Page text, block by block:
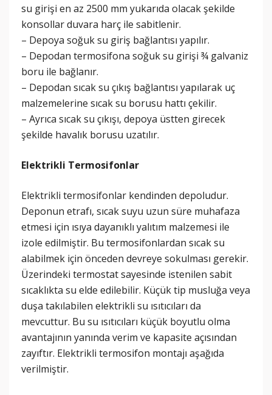
su girişi en az 2500 mm yukarıda olacak şekilde
konsollar duvara harç ile sabitlenir.
– Depoya soğuk su giriş bağlantısı yapılır.
– Depodan termosifona soğuk su girişi ¾ galvaniz
boru ile bağlanır.
– Depodan sıcak su çıkış bağlantısı yapılarak uç
malzemelerine sıcak su borusu hattı çekilir.
– Ayrıca sıcak su çıkışı, depoya üstten girecek
şekilde havalık borusu uzatılır.
Elektrikli Termosifonlar
Elektrikli termosifonlar kendinden depoludur.
Deponun etrafı, sıcak suyu uzun süre muhafaza
etmesi için ısıya dayanıklı yalıtım malzemesi ile
izole edilmiştir. Bu termosifonlardan sıcak su
alabilmek için önceden devreye sokulması gerekir.
Üzerindeki termostat sayesinde istenilen sabit
sıcaklıkta su elde edilebilir. Küçük tip musluğa veya
duşa takılabilen elektrikli su ısıtıcıları da
mevcuttur. Bu su ısıtıcıları küçük boyutlu olma
avantajının yanında verim ve kapasite açısından
zayıftır. Elektrikli termosifon montajı aşağıda
verilmiştir.